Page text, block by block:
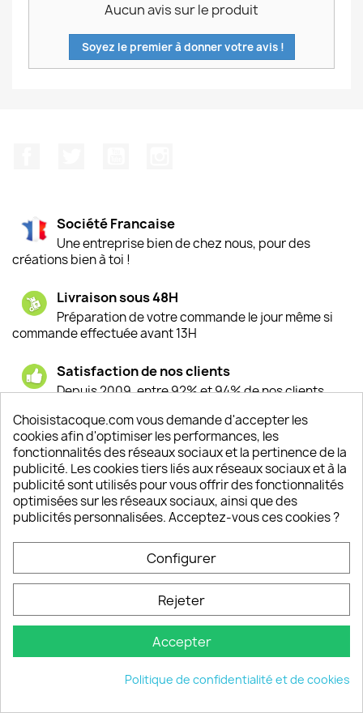
Aucun avis sur le produit
Soyez le premier à donner votre avis !
Société Francaise
Une entreprise bien de chez nous, pour des
créations bien à toi !
Livraison sous 48H
Préparation de votre commande le jour même si
commande effectuée avant 13H
Satisfaction de nos clients
Depuis 2009, entre 92% et 94% de nos clients
Un SAV à votre écoute
Notre SAV est disponible 6/7J de 10h à 18H
INFORMATIONS 
VOTRE COMPTE 
INFORMATIONS keyboard_arrow_down
© 2026 - choisistacoque.com
Choisistacoque.com vous demande d'accepter les
cookies afin d'optimiser les performances, les
fonctionnalités des réseaux sociaux et la pertinence de la
publicité. Les cookies tiers liés aux réseaux sociaux et à la
publicité sont utilisés pour vous offrir des fonctionnalités
optimisées sur les réseaux sociaux, ainsi que des
publicités personnalisées. Acceptez-vous ces cookies ?
Configurer
Rejeter
Accepter
Politique de confidentialité et de cookies